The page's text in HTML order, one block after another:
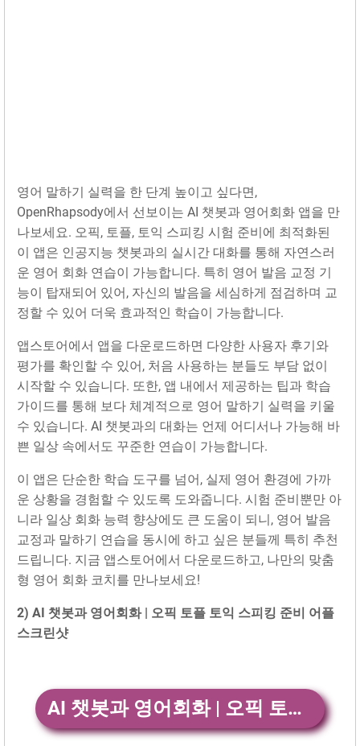
영어 말하기 실력을 한 단계 높이고 싶다면,
OpenRhapsody에서 선보이는 AI 챗봇과 영어회화 앱을 만
나보세요. 오픽, 토플, 토익 스피킹 시험 준비에 최적화된
이 앱은 인공지능 챗봇과의 실시간 대화를 통해 자연스러
운 영어 회화 연습이 가능합니다. 특히 영어 발음 교정 기
능이 탑재되어 있어, 자신의 발음을 세심하게 점검하며 교
정할 수 있어 더욱 효과적인 학습이 가능합니다.
앱스토어에서 앱을 다운로드하면 다양한 사용자 후기와
평가를 확인할 수 있어, 처음 사용하는 분들도 부담 없이
시작할 수 있습니다. 또한, 앱 내에서 제공하는 팁과 학습
가이드를 통해 보다 체계적으로 영어 말하기 실력을 키울
수 있습니다. AI 챗봇과의 대화는 언제 어디서나 가능해 바
쁜 일상 속에서도 꾸준한 연습이 가능합니다.
이 앱은 단순한 학습 도구를 넘어, 실제 영어 환경에 가까
운 상황을 경험할 수 있도록 도와줍니다. 시험 준비뿐만 아
니라 일상 회화 능력 향상에도 큰 도움이 되니, 영어 발음
교정과 말하기 연습을 동시에 하고 싶은 분들께 특히 추천
드립니다. 지금 앱스토어에서 다운로드하고, 나만의 맞춤
형 영어 회화 코치를 만나보세요!
2) AI 챗봇과 영어회화 | 오픽 토플 토익 스피킹 준비 어플
스크린샷
AI 챗봇과 영어회화 | 오픽 토플 토익 스피킹 준비 앱 다운